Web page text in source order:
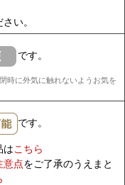
い。
です。
時に外気に触れないようお気を
です。
はこちら
意点をご了承のうえまと